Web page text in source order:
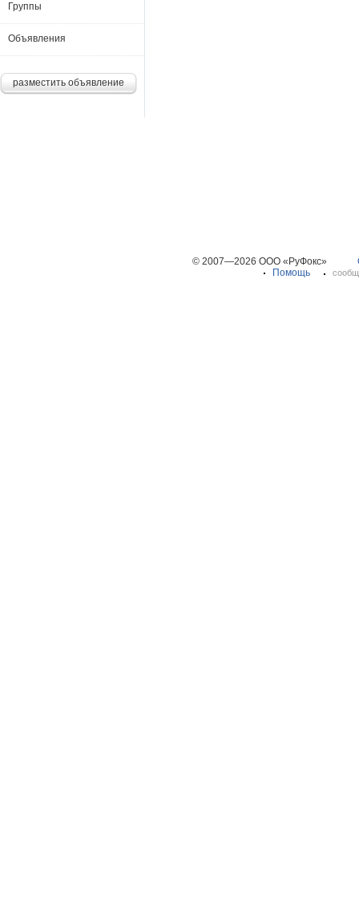
Группы
Объявления
разместить объявление
© 2007—2026 ООО «РуФокс»
Помощь